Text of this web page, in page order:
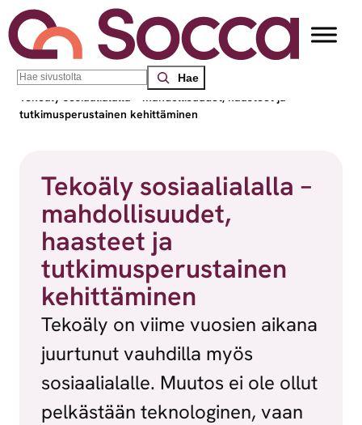
Siirry sisältöön
Search
Socca – Etelä-Suomen sosiaalialan osaamiskeskus
Tekoäly sosiaalialalla – mahdollisuudet, haasteet ja
tutkimusperustainen kehittäminen
Tekoäly sosiaalialalla –
mahdollisuudet,
haasteet ja
tutkimusperustainen
kehittäminen
Tekoäly on viime vuosien aikana
juurtunut vauhdilla myös
sosiaalialalle. Muutos ei ole ollut
pelkästään teknologinen, vaan